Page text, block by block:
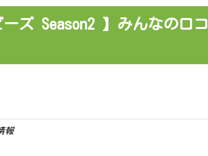
ズ Season2 】みんなの口コ
報